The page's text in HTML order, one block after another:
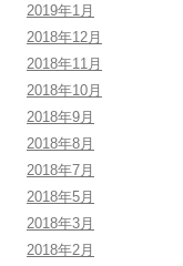
2019年1月
2018年12月
2018年11月
2018年10月
2018年9月
2018年8月
2018年7月
2018年5月
2018年3月
2018年2月